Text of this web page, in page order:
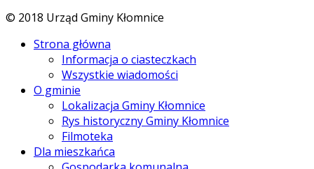
© 2018 Urząd Gminy Kłomnice
Strona główna
Informacja o ciasteczkach
Wszystkie wiadomości
O gminie
Lokalizacja Gminy Kłomnice
Rys historyczny Gminy Kłomnice
Filmoteka
Dla mieszkańca